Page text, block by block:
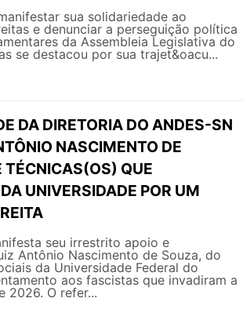
sua solidariedade ao
e denunciar a perseguição política
da Assembleia Legislativa do
se destacou por sua trajet&oacu...
DA DIRETORIA DO ANDES-SN
NASCIMENTO DE
TÉCNICAS(OS) QUE
UNIVERSIDADE POR UM
seu irrestrito apoio e
Antônio Nascimento de Souza, do
da Universidade Federal do
aos fascistas que invadiram a
2026. O refer...